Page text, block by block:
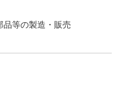
等の製造・販売